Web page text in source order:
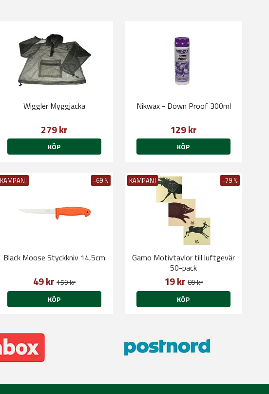
Wiggler Myggjacka
279 kr
KÖP
Nikwax - Down Proof 300ml
129 kr
KÖP
KAMPANJ -69 %
Black Moose Styckkniv 14,5cm
49 kr 159 kr
KÖP
KAMPANJ -79 %
Gamo Motivtavlor till luftgevär
50-pack
19 kr 89 kr
KÖP